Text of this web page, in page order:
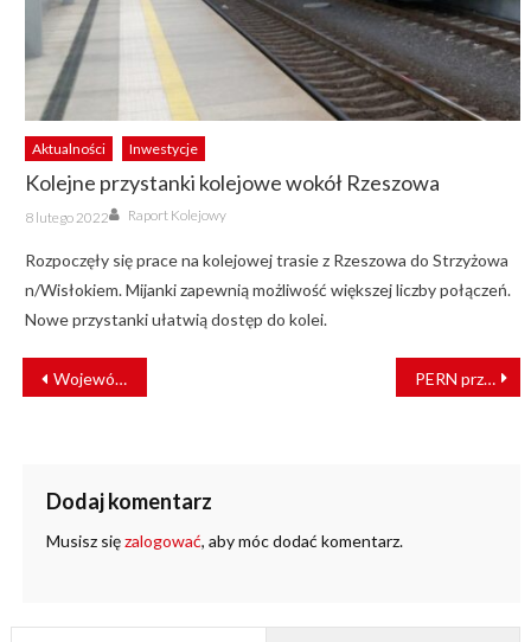
Aktualności Inwestycje
Kolejne przystanki kolejowe wokół Rzeszowa
Posted
on
8 lutego 2022 Author
Raport Kolejowy
Rozpoczęły się prace na kolejowej trasie z Rzeszowa do Strzyżowa
n/Wisłokiem. Mijanki zapewnią możliwość większej liczby połączeń.
Nowe przystanki ułatwią dostęp do kolei.
NAWIGACJA
WPISU
Wojewódka nadal p.o. Prezesa Zarządu PKP Cargo PERN przyśpiesza w obsłudze cystern kolejowych
Dodaj komentarz
Musisz sięzalogować, aby móc dodać komentarz.